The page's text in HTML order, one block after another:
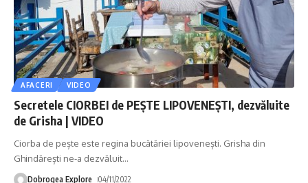
AFACERI VIDEO
Secretele CIORBEI de PEȘTE LIPOVENEȘTI, dezvăluite
de Grisha | VIDEO
Ciorba de pește este regina bucătăriei lipovenești. Grisha din
Ghindărești ne-a dezvăluit…
Dobrogea Explore 04/11/2022